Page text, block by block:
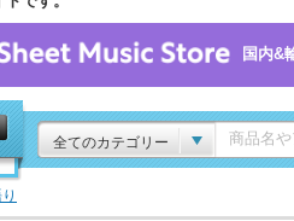
国内&
全てのカテゴリー